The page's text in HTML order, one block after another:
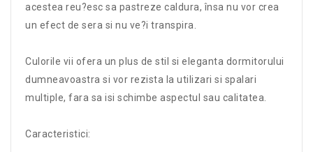
acestea reu?esc sa pastreze caldura, însa nu vor crea
un efect de sera si nu ve?i transpira.
Culorile vii ofera un plus de stil si eleganta dormitorului
dumneavoastra si vor rezista la utilizari si spalari
multiple, fara sa isi schimbe aspectul sau calitatea.
Caracteristici: